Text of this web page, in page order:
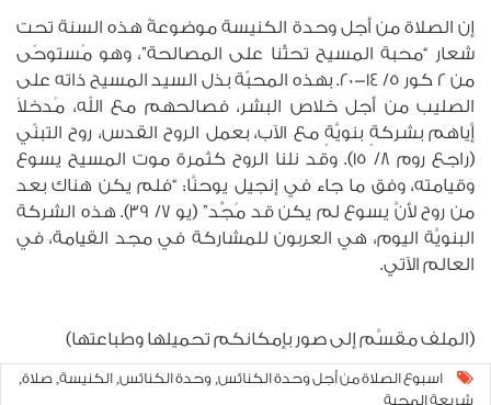
إن الصلاة من أجل وحدة الكنيسة موضوعةٌ هذه السنة تحت
شعار “محبة المسيح تحثّنا على المصالحة”، وهو مُستوحًى
من 2 كور 5/ 14-20. بهذه المحبّة بذل السيد المسيح ذاته على
الصليب من أجل خلاص البشر، فصالحهم مع الله، مُدخلاً
إَّياهم بشركةٍ بنويَّةٍ مع الآب، بعمل الروح القدس، روح التبنّي
(راجع روم 8/ 15). وقد نلنا الروح كثمرة موت المسيح يسوع
وقيامته، وفق ما جاء في إنجيل يوحنَّا: “فلم يكن هناك بعد
من روح لأنَّ يسوع لم يكن قد مُجِّد” (يو 7/ 39). هذه الشركة
البنويَّة اليوم، هي العربون للمشاركة في مجد القيامة، في
العالم الآتي.
(الملف مقسَّم إلى صور بإمكانكم تحميلها وطباعتها)
اسبوع الصلاة من أجل وحدة الكنائس وحدة الكنائس الكنيسة صلاة
شريعة المحبة